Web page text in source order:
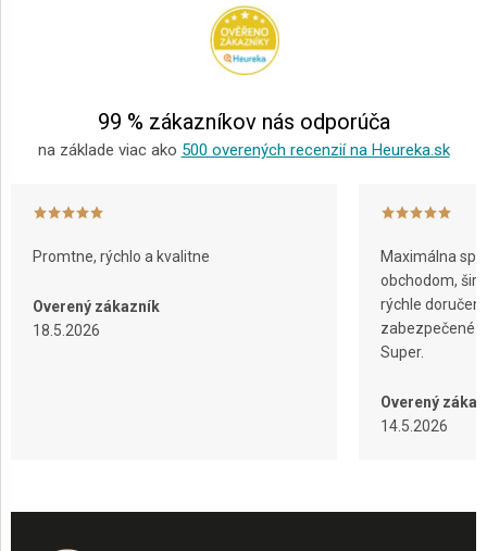
99 % zákazníkov nás odporúča
na základe viac ako 500 overených recenzií na Heureka.sk
Promtne, rýchlo a kvalitne
Overený zákazník
18.5.2026
Maximálna
obchodom,
rýchle
zabezpečené
Super.
Overený
14.5.2026